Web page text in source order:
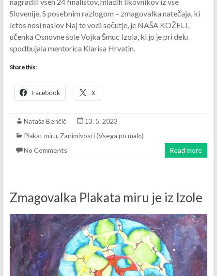
nagradili vseh 24 finalistov, mladih likovnikov iz vse
Slovenije. S posebnim razlogom – zmagovalka natečaja, ki
letos nosi naslov Naj te vodi sočutje, je NAŠA KOŽELJ,
učenka Osnovne šole Vojka Šmuc Izola, ki jo je pri delu
spodbujala mentorica Klarisa Hrvatin.
Share this:
Facebook X
Nataša Benčič
13. 5. 2023
Plakat miru, Zanimivosti (Vsega po malo)
No Comments
Read more
Zmagovalka Plakata miru je iz Izole